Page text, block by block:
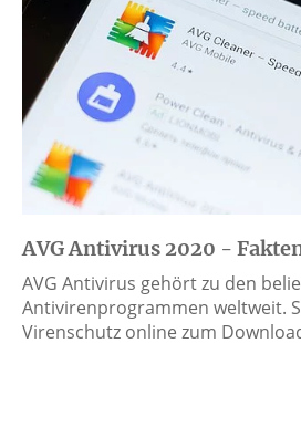
AVG Antivirus 2020 -
AVG Antivirus gehört zu den
Antivirenprogrammen weltweit.
Virenschutz online zum